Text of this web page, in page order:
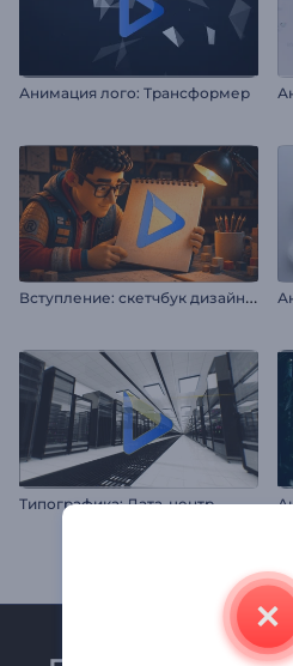
Анимация лого: Трансформер
В
ступление: скетчбук дизайнера
Типографика: Дата-центр